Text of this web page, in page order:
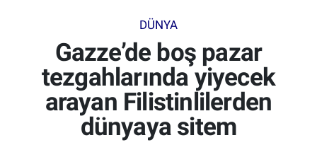
DÜNYA
Gazze’de boş pazar
tezgahlarında yiyecek
arayan Filistinlilerden
dünyaya sitem